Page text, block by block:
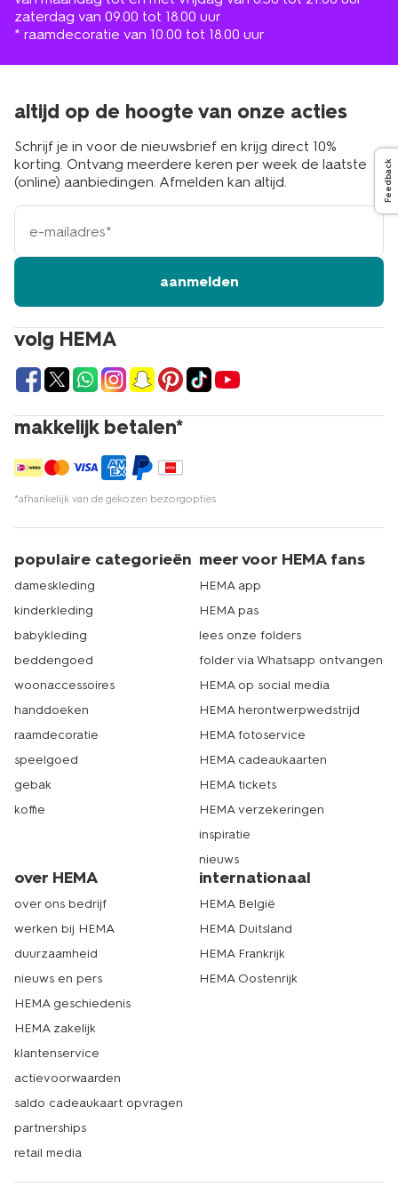
zaterdag van 09.00 tot 18.00 uur
* raamdecoratie van 10.00 tot 18.00 uur
volg HEMA
makkelijk betalen*
*afhankelijk van de gekozen bezorgopties
altijd op de hoogte van onze acties
Schrijf je in voor de nieuwsbrief en krijg direct 10%
korting. Ontvang meerdere keren per week de laatste
(online) aanbiedingen. Afmelden kan altijd.
e-
mailadres
aanmelden
populaire categorieën
dameskleding
kinderkleding
babykleding
beddengoed
woonaccessoires
handdoeken
raamdecoratie
speelgoed
gebak
koffie
meer voor HEMA fans
HEMA app
HEMA pas
lees onze folders
folder via Whatsapp ontvangen
HEMA op social media
HEMA herontwerpwedstrijd
HEMA fotoservice
HEMA cadeaukaarten
HEMA tickets
HEMA verzekeringen
inspiratie
nieuws
over HEMA
over ons bedrijf
werken bij HEMA
duurzaamheid
nieuws en pers
HEMA geschiedenis
HEMA zakelijk
klantenservice
actievoorwaarden
saldo cadeaukaart opvragen
partnerships
retail media
internationaal
HEMA België
HEMA Duitsland
HEMA Frankrijk
HEMA Oostenrijk
Feedback